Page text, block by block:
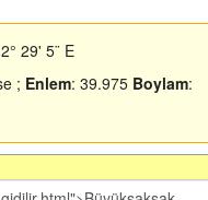
29' 5¨ E
; Enlem: 39.975 Boylam: